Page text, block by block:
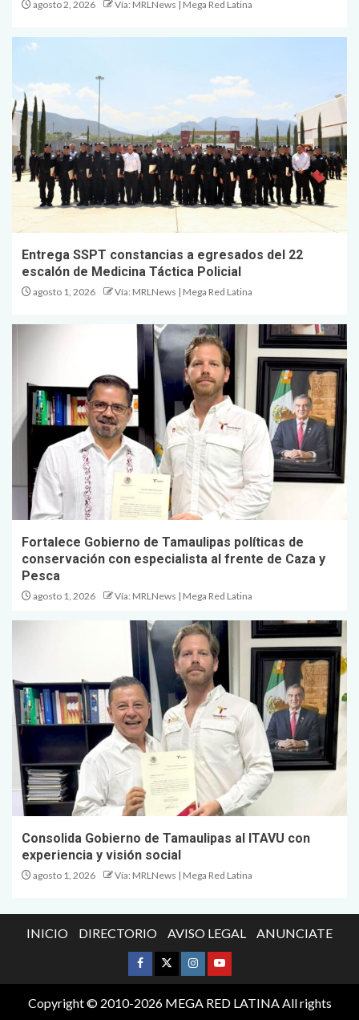
agosto 2, 2026 Vía: MRLNews | Mega Red Latina
Entrega SSPT constancias a egresados del 22
escalón de Medicina Táctica Policial
agosto 1, 2026 Vía: MRLNews | Mega Red Latina
Fortalece Gobierno de Tamaulipas políticas de
conservación con especialista al frente de Caza y
Pesca
agosto 1, 2026 Vía: MRLNews | Mega Red Latina
Consolida Gobierno de Tamaulipas al ITAVU con
experiencia y visión social
agosto 1, 2026 Vía: MRLNews | Mega Red Latina
INICIO DIRECTORIO AVISO LEGAL ANUNCIATE
Copyright © 2010-2026 MEGA RED LATINA All rights